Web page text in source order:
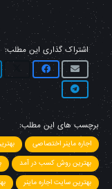
اشتراک گذاری این مطلب:
برچسب های این مطلب:
اجاره ماینر اختصاصی
بهترین روش کسب در آمد
بهترین سایت اجاره ماینر